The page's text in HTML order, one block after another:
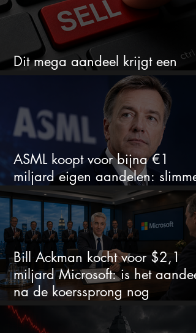
Dit mega aandeel krijgt een
zeldzaam verkoopadvies
ASML koopt voor bijna €1
miljard eigen aandelen: slimme
zet of dure timing?
Bill Ackman kocht voor $2,1
miljard Microsoft: is het aandeel
na de koerssprong nog
aantrekkelijk?